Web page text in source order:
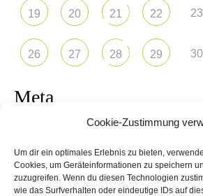
Cookie-Zustimmung
Um dir ein optimales Erlebnis zu bieten,
Cookies, um Geräteinformationen zu speichern
zuzugreifen. Wenn du diesen Technologien
wie das Surfverhalten oder eindeutige IDs auf
19 20 21 22 23
26 27 28 29 30
Meta
Eintrags-Feed
Kommentar-Feed